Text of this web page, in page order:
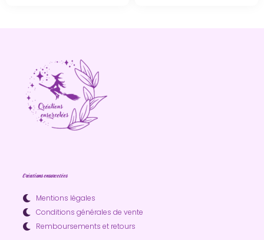
Créations ensorcelées
Mentions légales
Conditions générales de vente
Remboursements et retours